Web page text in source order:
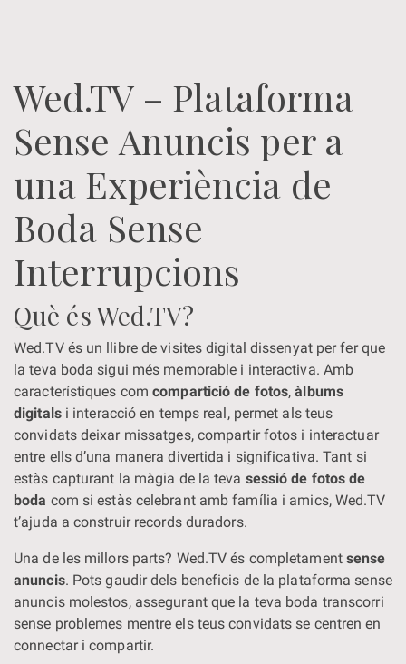
Wed.TV – Plataforma
Sense Anuncis per a
una Experiència de
Boda Sense
Interrupcions
Què és Wed.TV?
Wed.TV és un llibre de visites digital dissenyat per fer que
la teva boda sigui més memorable i interactiva. Amb
característiques comcompartició de fotos,àlbums
digitalsi interacció en temps real, permet als teus
convidats deixar missatges, compartir fotos i interactuar
entre ells d’una manera divertida i significativa. Tant si
estàs capturant la màgia de la teva sessió de fotos de
boda com si estàs celebrant amb família i amics, Wed.TV
t’ajuda a construir records duradors.
Una de les millors parts? Wed.TV és completament sense
anuncis. Pots gaudir dels beneficis de la plataforma sense
anuncis molestos, assegurant que la teva boda transcorri
sense problemes mentre els teus convidats se centren en
connectar i compartir.